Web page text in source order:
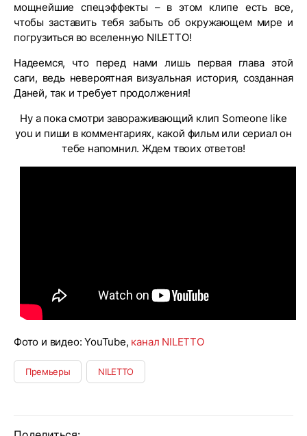
мощнейшие спецэффекты – в этом клипе есть все,
чтобы заставить тебя забыть об окружающем мире и
погрузиться во вселенную NILETTO!
Надеемся, что перед нами лишь первая глава этой
саги, ведь невероятная визуальная история, созданная
Даней, так и требует продолжения!
Ну а пока смотри завораживающий клип Someone like
you и пиши в комментариях, какой фильм или сериал он
тебе напомнил. Ждем твоих ответов!
Фото и видео: YouTube, канал NILETTO
Премьеры NILETTO